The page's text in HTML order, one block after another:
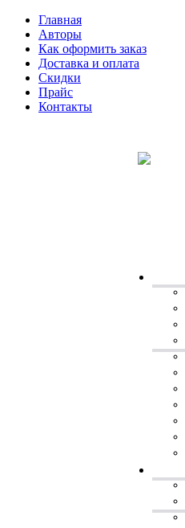
Главная
Авторы
Как оформить заказ
Доставка и оплата
Скидки
Прайс
Контакты